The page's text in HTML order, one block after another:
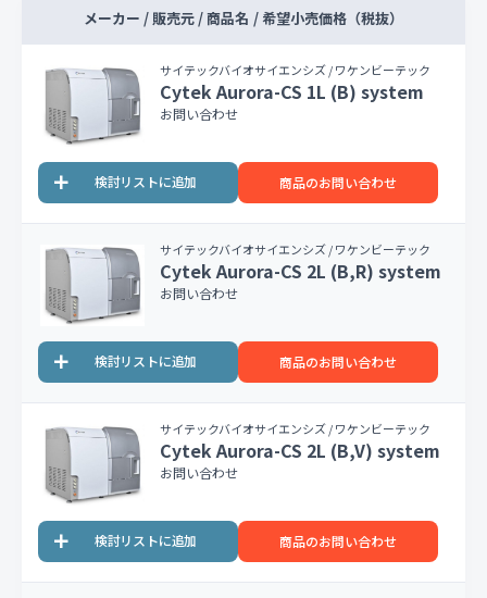
お問い合わせ
メーカー / 販売元 / 商品名 / 希望小売価格（税抜）
サイテックバイオサイエンシズ / ワケンビーテック
Cytek Aurora-CS 1L (B) system
お問い合わせ
商品のお問い合わせ
サイテックバイオサイエンシズ / ワケンビーテック
Cytek Aurora-CS 2L (B,R) system
お問い合わせ
商品のお問い合わせ
サイテックバイオサイエンシズ / ワケンビーテック
Cytek Aurora-CS 2L (B,V) system
お問い合わせ
商品のお問い合わせ